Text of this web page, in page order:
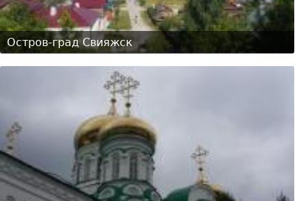
Остров-град Свияжск